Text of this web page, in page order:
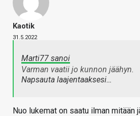
Kaotik
31.5.2022
Marti77 sanoi
Varman vaatii jo kunnon jäähyn.
Napsauta laajentaaksesi…
Nuo lukemat on saatu ilman mitään